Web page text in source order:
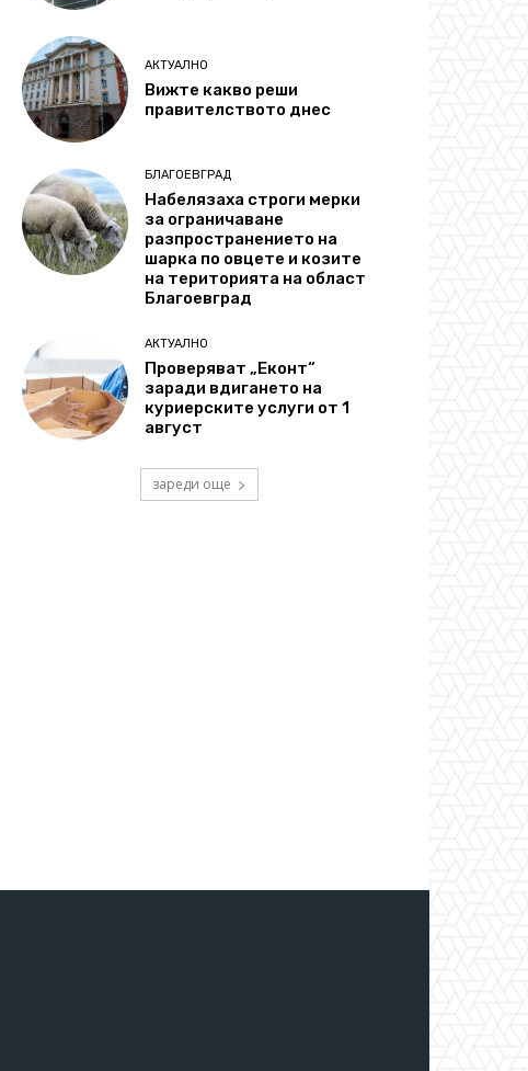
АКТУАЛНО
Вижте какво реши
правителството днес
БЛАГОЕВГРАД
Набелязаха строги мерки
за ограничаване
разпространението на
шарка по овцете и козите
на територията на област
Благоевград
АКТУАЛНО
Проверяват „Еконт“
заради вдигането на
куриерските услуги от 1
август
зареди още